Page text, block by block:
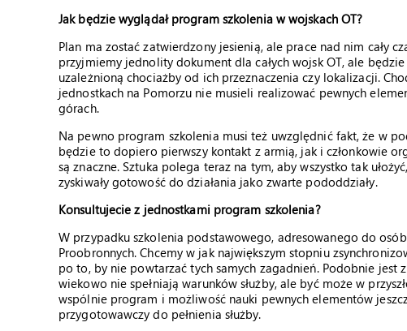
Jak będzie wyglądał program szkolenia w wojskach OT?
Plan ma zostać zatwierdzony jesienią, ale prace nad nim cały
przyjmiemy jednolity dokument dla całych wojsk OT, ale
uzależnioną chociażby od ich przeznaczenia czy lokalizacji.
jednostkach na Pomorzu nie musieli realizować pewnych
górach.
Na pewno program szkolenia musi też uwzględnić fakt, że w
będzie to dopiero pierwszy kontakt z armią, jak i członkowie
są znaczne. Sztuka polega teraz na tym, aby wszystko tak
zyskiwały gotowość do działania jako zwarte pododdziały.
Konsultujecie z jednostkami program szkolenia?
W przypadku szkolenia podstawowego, adresowanego do
Proobronnych. Chcemy w jak największym stopniu
po to, by nie powtarzać tych samych zagadnień. Podobnie jest
wiekowo nie spełniają warunków służby, ale być może w
wspólnie program i możliwość nauki pewnych elementów
przygotowawczy do pełnienia służby.